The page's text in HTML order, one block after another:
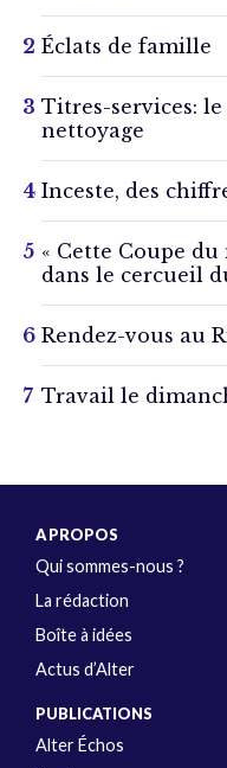
Éclats de famille
Titres-services:
nettoyage
Inceste, des
« Cette Coupe
dans le cercueil
Rendez-vous au
Travail le
A PROPOS
Qui sommes-nous ?
La rédaction
Boîte à idées
Actus d’Alter
PUBLICATIONS
Alter Échos